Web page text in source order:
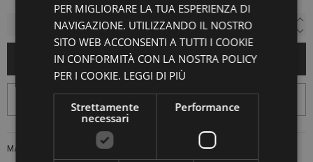
AGGIUNGI AL CARRELLO
MARCA: ATOMOFACTORY
PER MIGLIORARE LA TUA ESPERIENZA DI
NAVIGAZIONE. UTILIZZANDO IL NOSTRO
SITO WEB ACCONSENTI A TUTTI I COOKIE
IN CONFORMITÀ CON LA NOSTRA POLICY
PER I COOKIE. LEGGI DI PIÙ
Strettamente
necessari
Performance